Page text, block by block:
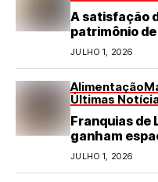
A satisfação
patrimônio
JULHO 1, 2026
Alimentação
Últimas
Franquias de
ganham
refeições
JULHO 1, 2026